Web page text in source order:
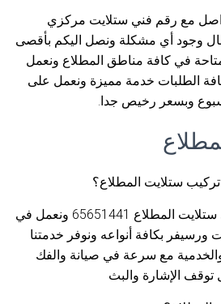
مع رقم فني ستلايت مركزي
65651441 في حال وجود أي مشكلة ونصل اليكم بأقصى
في كافة مناطق المطلاع ونعمل
الطلبات خدمة مميزة ونعمل على
وبسعر رخيص جدا.
ستلايت المطلاع؟
نوفر لكم افضل رقم فني ستلايت المطلاع 65651441 ونعمل في
ورسيفر بكافة أنواعه ونوفر خدمتنا
مع سرعة في صيانة والفك
الإشارة والبث